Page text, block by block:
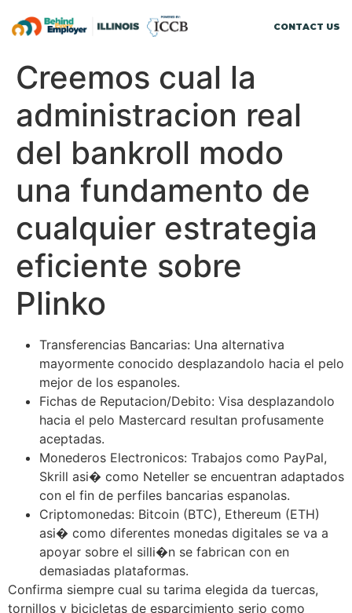
CONTACT US
Creemos cual la
administracion real
del bankroll modo
una fundamento de
cualquier estrategia
eficiente sobre
Plinko
Transferencias Bancarias: Una alternativa
mayormente conocido desplazandolo hacia el pelo
mejor de los espanoles.
Fichas de Reputacion/Debito: Visa desplazandolo
hacia el pelo Mastercard resultan profusamente
aceptadas.
Monederos Electronicos: Trabajos como PayPal,
Skrill asi� como Neteller se encuentran adaptados
con el fin de perfiles bancarias espanolas.
Criptomonedas: Bitcoin (BTC), Ethereum (ETH)
asi� como diferentes monedas digitales se va a
apoyar sobre el silli�n se fabrican con en
demasiadas plataformas.
Confirma siempre cual su tarima elegida da tuercas,
tornillos y bicicletas de esparcimiento serio como